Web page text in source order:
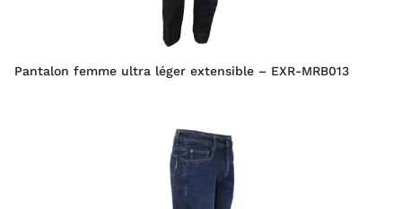
Pantalon femme ultra léger extensible – EXR-MRB013